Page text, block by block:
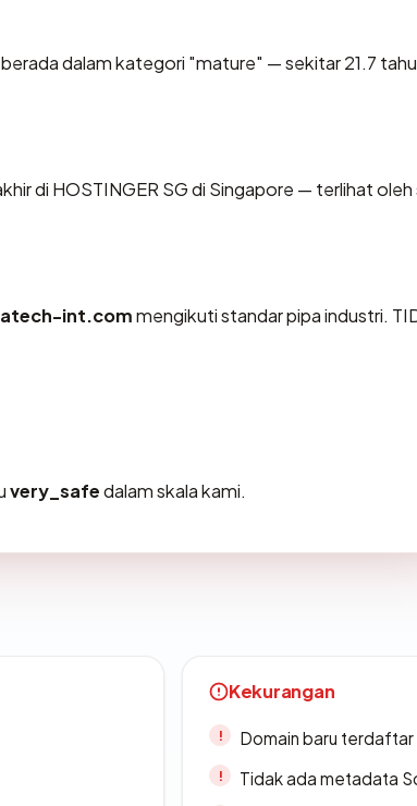
berada dalam kategori "mature" — sekitar 21.7
di HOSTINGER SG di Singapore — terlihat oleh
int.commengikuti standar pipa industri.
very_safedalam skala kami.
Kekurangan
Domain baru terdaftar
Tidak ada metadata